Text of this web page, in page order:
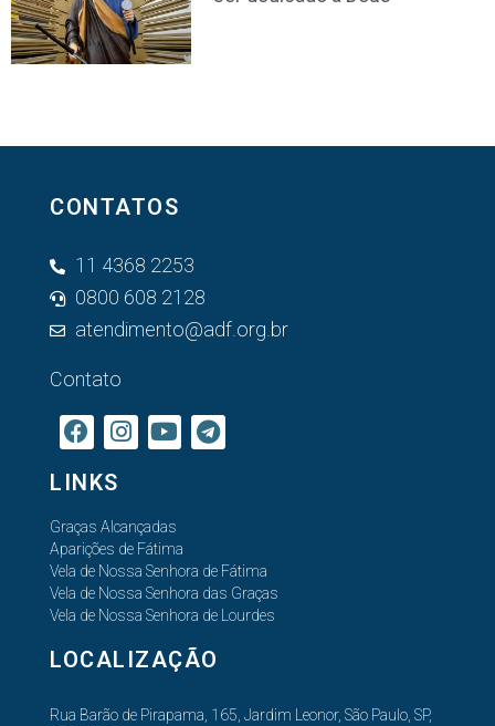
CONTATOS
11 4368 2253
0800 608 2128
atendimento@adf.org.br
Contato
LINKS
Graças Alcançadas
Aparições de Fátima
Vela de Nossa Senhora de Fátima
Vela de Nossa Senhora das Graças
Vela de Nossa Senhora de Lourdes
LOCALIZAÇÃO
Rua Barão de Pirapama, 165, Jardim Leonor, São Paulo, SP,